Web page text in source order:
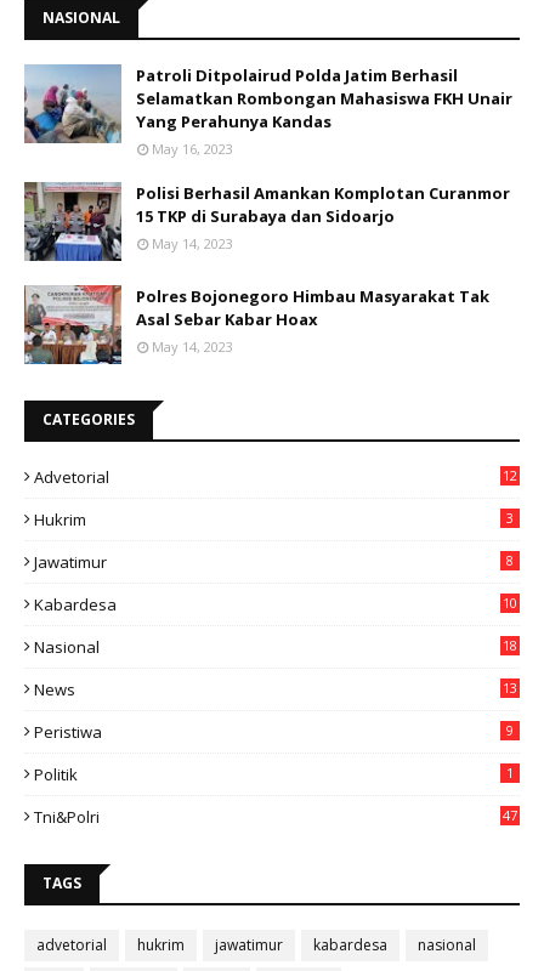
NASIONAL
Patroli Ditpolairud Polda Jatim Berhasil
Selamatkan Rombongan Mahasiswa FKH Unair
Yang Perahunya Kandas
May 16, 2023
Polisi Berhasil Amankan Komplotan Curanmor
15 TKP di Surabaya dan Sidoarjo
May 14, 2023
Polres Bojonegoro Himbau Masyarakat Tak
Asal Sebar Kabar Hoax
May 14, 2023
CATEGORIES
Advetorial 12
Hukrim 3
Jawatimur 8
Kabardesa
10
Nasional
18
News
13
Peristiwa 9
Politik 1
Tni&polri 47
TAGS
advetorial hukrim jawatimur kabardesa
nasional